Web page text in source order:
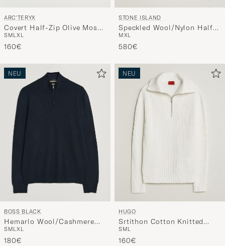
ARC'TERYX
Covert Half-Zip Olive Moss
Heather
SMLXL
160€
STONE ISLAND
Speckled Wool/Nylon Half
Zip Dark Green Melange
MXL
580€
NEU
BOSS BLACK
Hemarlo Wool/Cashmere
Half Zip Dark Blue
SMLXL
180€
NEU
HUGO
Srtithon Cotton Knitted
Half Zip Natural
SML
160€